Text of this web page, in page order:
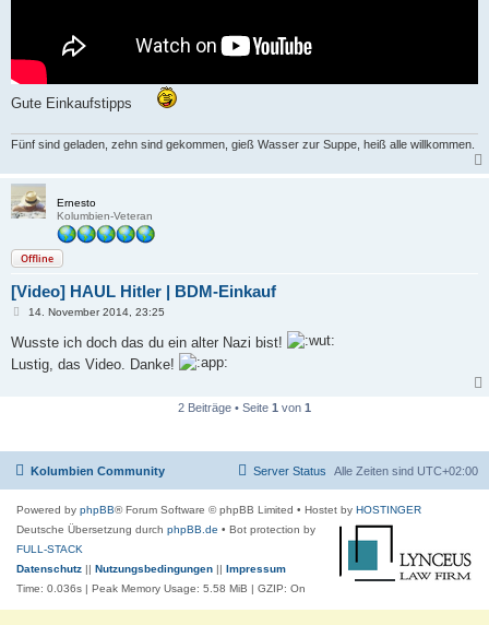
Gute Einkaufstipps
Fünf sind geladen, zehn sind gekommen, gieß Wasser zur Suppe, heiß alle willkommen.
Ernesto
Kolumbien-Veteran
Offline
[Video] HAUL Hitler | BDM-Einkauf
B
i
t
r
14. November 2014, 23:25
Wusste ich doch das du ein alter Nazi bist!
Lustig, das Video. Danke!
2 Beiträge • Seite 1 von 1
Kolumbien Community Alle Zeiten sind UTC+02:00
Server Status
Powered by phpBB® Forum Software © phpBB Limited • Hostet by HOSTINGER
Deutsche Übersetzung durch phpBB.de • Bot protection by
FULL-STACK
Datenschutz
Nutzungsbedingungen
Impressum
Time: 0.036s | Peak Memory Usage: 5.58 MiB | GZIP: On